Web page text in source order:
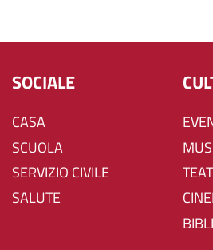
SOCIALE
CASA
SCUOLA
SERVIZIO CIVILE
SALUTE